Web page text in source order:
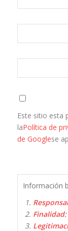
Este sitio esta
laPolítica de
de Googlese
Información
Finalidad: